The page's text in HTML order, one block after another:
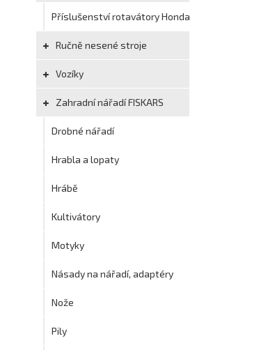
Příslušenství rotavátory Honda
Ručně nesené stroje
Vozíky
Zahradní nářadí FISKARS
Drobné nářadí
Hrabla a lopaty
Hrábě
Kultivátory
Motyky
Násady na nářadí, adaptéry
Nože
Pily